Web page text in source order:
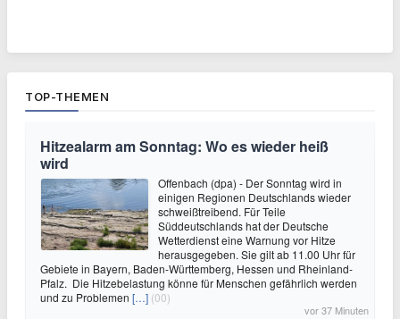
TOP-THEMEN
Hitzealarm am Sonntag: Wo es wieder heiß
wird
Offenbach (dpa) - Der Sonntag wird in
einigen Regionen Deutschlands wieder
schweißtreibend. Für Teile
Süddeutschlands hat der Deutsche
Wetterdienst eine Warnung vor Hitze
herausgegeben. Sie gilt ab 11.00 Uhr für
Gebiete in Bayern, Baden-Württemberg, Hessen und Rheinland-
Pfalz. Die Hitzebelastung könne für Menschen gefährlich werden
und zu Problemen […] (00)
vor 37 Minuten